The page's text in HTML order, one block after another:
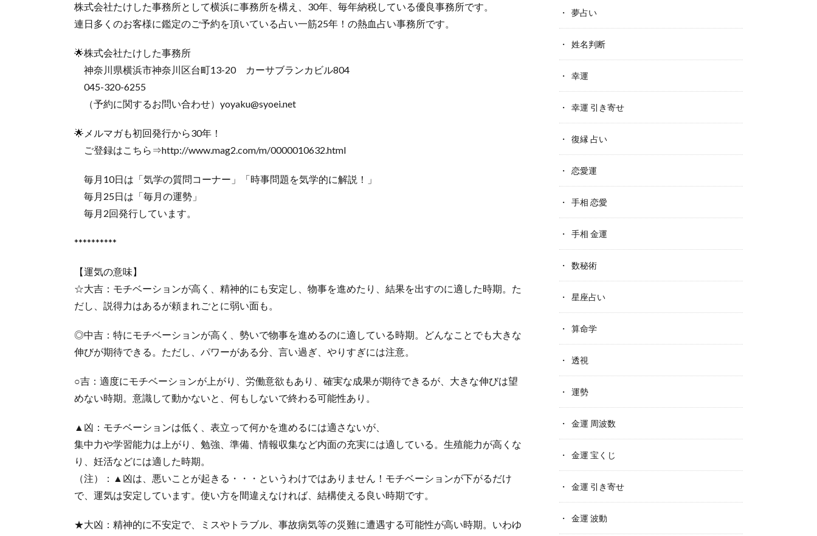
株式会社たけした事務所として横浜に事務所を構え、30年、毎年納税している優良事務所です。
連日多くのお客様に鑑定のご予約を頂いている占い一筋25年！の熱血占い事務所です。
🌟株式会社たけした事務所
神奈川県横浜市神奈川区台町13-20 カーサブランカビル804
045-320-6255
（予約に関するお問い合わせ）yoyaku@syoei.net
🌟メルマガも初回発行から30年！
ご登録はこちら⇒http://www.mag2.com/m/0000010632.html
毎月10日は「気学の質問コーナー」「時事問題を気学的に解説！」
毎月25日は「毎月の運勢」
毎月2回発行しています。
**********
【運気の意味】
☆大吉：モチベーションが高く、精神的にも安定し、物事を進めたり、結果を出すのに適した時期。た
だし、説得力はあるが頼まれごとに弱い面も。
◎中吉：特にモチベーションが高く、勢いで物事を進めるのに適している時期。どんなことでも大きな
伸びが期待できる。ただし、パワーがある分、言い過ぎ、やりすぎには注意。
○吉：適度にモチベーションが上がり、労働意欲もあり、確実な成果が期待できるが、大きな伸びは望
めない時期。意識して動かないと、何もしないで終わる可能性あり。
▲凶：モチベーションは低く、表立って何かを進めるには適さないが、
集中力や学習能力は上がり、勉強、準備、情報収集など内面の充実には適している。生殖能力が高くな
り、妊活などには適した時期。
（注）：▲凶は、悪いことが起きる・・・というわけではありません！モチベーションが下がるだけ
で、運気は安定しています。使い方を間違えなければ、結構使える良い時期です。
★大凶：精神的に不安定で、ミスやトラブル、事故病気等の災難に遭遇する可能性が高い時期。いわゆ
夢占い
姓名判断
幸運
幸運 引き寄せ
復縁 占い
恋愛運
手相 恋愛
手相 金運
数秘術
星座占い
算命学
透視
運勢
金運 周波数
金運 宝くじ
金運 引き寄せ
金運 波動